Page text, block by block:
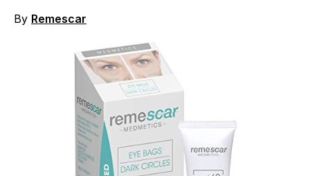
By Remescar